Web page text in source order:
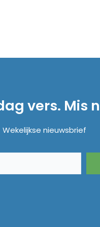
vers. Mis
Wekelijkse nieuwsbrief